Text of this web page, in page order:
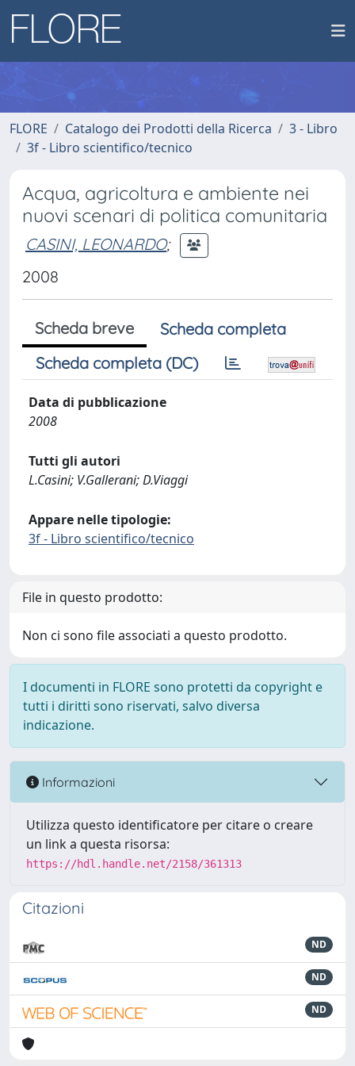
FLORE Catalogo dei Prodotti della Ricerca
3 - Libro
3f - Libro scientifico/tecnico
Acqua, agricoltura e ambiente nei
nuovi scenari di politica comunitaria
CASINI, LEONARDO;
2008
Scheda breve
Scheda completa
Scheda completa (DC)
Data di pubblicazione
2008
Tutti gli autori
L.Casini; V.Gallerani; D.Viaggi
Appare nelle tipologie:
3f - Libro scientifico/tecnico
File in questo prodotto:
Non ci sono file associati a questo prodotto.
I documenti in FLORE sono protetti da copyright e
tutti i diritti sono riservati, salvo diversa
indicazione.
Informazioni
Utilizza questo identificatore per citare o creare
un link a questa risorsa:
https://hdl.handle.net/2158/361313
Citazioni
ND
ND
ND